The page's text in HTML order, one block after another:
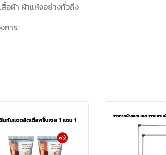
ผ้า ผ้าแห้งอย่างทั่วถึง
การ